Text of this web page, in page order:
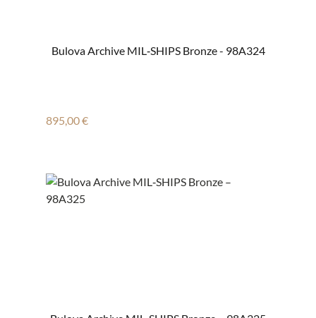
Bulova Archive MIL‑SHIPS Bronze - 98A324
Regulärer Preis:
895,00 €